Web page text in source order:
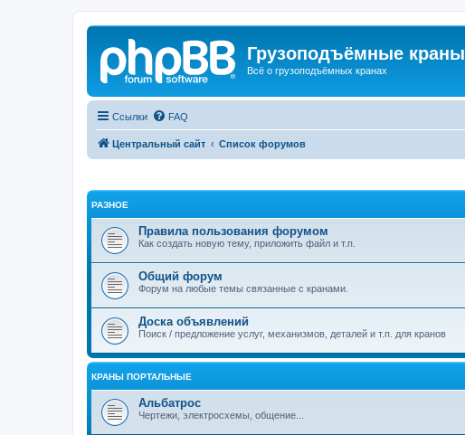
Грузоподъёмные краны
Всё о грузоподъёмных кранах
Ссылки FAQ
Центральный сайт Список форумов
РАЗНОЕ
Правила пользования форумом
Как создать новую тему, приложить файл и т.п.
Общий форум
Форум на любые темы связанные с кранами.
Доска объявлений
Поиск / предложение услуг, механизмов, деталей и т.п. для кранов
КРАНЫ ПОРТАЛЬНЫЕ
Альбатрос
Чертежи, электросхемы, общение...